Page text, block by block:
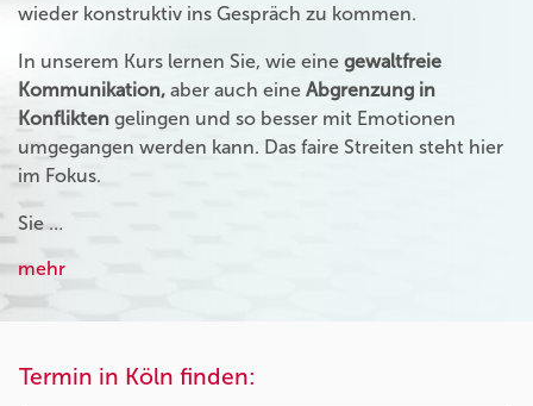
wieder konstruktiv ins Gespräch zu kommen.
In unserem Kurs lernen Sie, wie eine gewaltfreie
Kommunikation, aber auch eine Abgrenzung in
Konflikten gelingen und so besser mit Emotionen
umgegangen werden kann. Das faire Streiten steht hier
im Fokus.
Sie …
mehr
Termin in Köln finden: